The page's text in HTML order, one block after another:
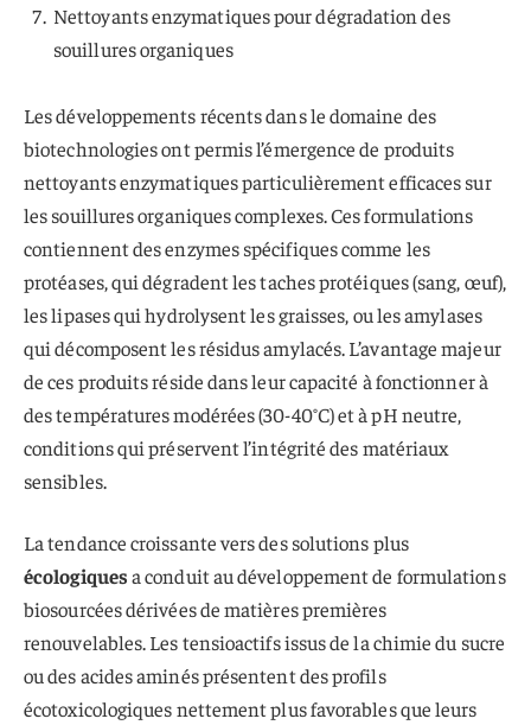
Nettoyants enzymatiques pour dégradation des
souillures organiques
Les développements récents dans le domaine des
biotechnologies ont permis l’émergence de produits
nettoyants enzymatiques particulièrement efficaces sur
les souillures organiques complexes. Ces formulations
contiennent des enzymes spécifiques comme les
protéases, qui dégradent les taches protéiques (sang, œuf),
les lipases qui hydrolysent les graisses, ou les amylases
qui décomposent les résidus amylacés. L’avantage majeur
de ces produits réside dans leur capacité à fonctionner à
des températures modérées (30-40°C) et à pH neutre,
conditions qui préservent l’intégrité des matériaux
sensibles.
La tendance croissante vers des solutions plus
écologiquesa conduit au développement de formulations
biosourcées dérivées de matières premières
renouvelables. Les tensioactifs issus de la chimie du sucre
ou des acides aminés présentent des profils
écotoxicologiques nettement plus favorables que leurs